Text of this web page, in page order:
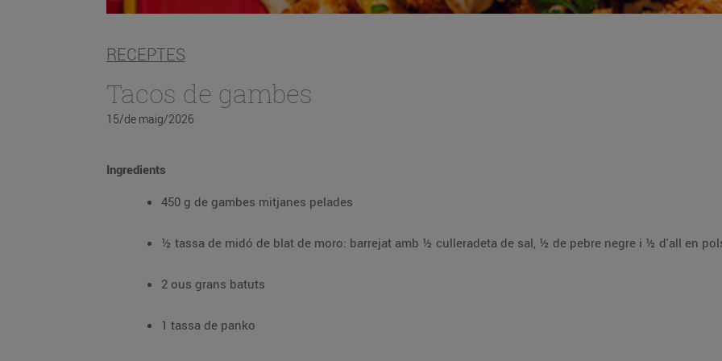
RECEPTES
Tacos de gambes
15/de maig/2026
Ingredients
450 g de gambes mitjanes pelades
½ tassa de midó de blat de moro: barrejat amb ½ culleradeta de sal, ½ de pebre negre i ½ d'all en
2 ous grans batuts
1 tassa de panko